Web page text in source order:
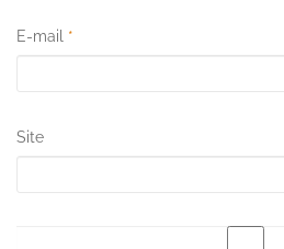
E-mail *
Site